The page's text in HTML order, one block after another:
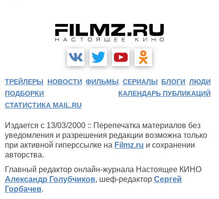
ТРЕЙЛЕРЫ НОВОСТИ ФИЛЬМЫ СЕРИАЛЫ БЛОГИ ЛЮДИ
ПОДБОРКИ
КАЛЕНДАРЬ ПУБЛИКАЦИЙ
СТАТИСТИКА MAIL.RU
Издается с 13/03/2000 :: Перепечатка материалов без
уведомления и разрешения редакции возможна только
при активной гиперссылке на Filmz.ru и сохранении
авторства.
Главный редактор онлайн-журнала Настоящее КИНО
Александр Голубчиков, шеф-редактор Сергей
Горбачев.